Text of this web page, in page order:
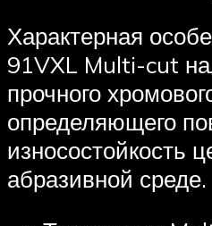
Характерная
91VXL Multi-cut
прочного
определяющего
износостойкость
абразивной среде.